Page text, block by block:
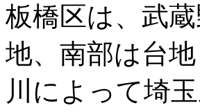
板橋区は、武
地、南部は台
川によって埼